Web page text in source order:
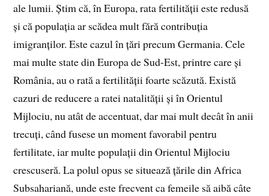
ale lumii. Știm că, în Europa, rata fertilității este redusă
și că populația ar scădea mult fără contribuția
imigranților. Este cazul în țări precum Germania. Cele
mai multe state din Europa de Sud-Est, printre care și
România, au o rată a fertilității foarte scăzută. Există
cazuri de reducere a ratei natalității și în Orientul
Mijlociu, nu atât de accentuat, dar mai mult decât în anii
trecuți, când fusese un moment favorabil pentru
fertilitate, iar multe populații din Orientul Mijlociu
crescuseră. La polul opus se situează țările din Africa
Subsahariană, unde este frecvent ca femeile să aibă câte